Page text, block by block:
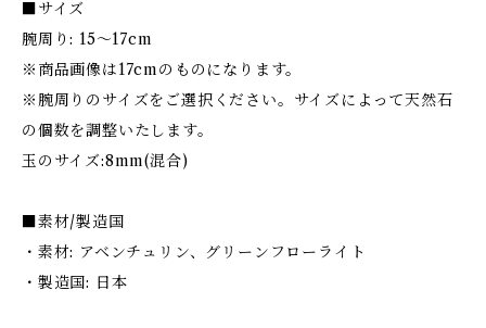
■サイズ
腕周り: 15〜17cm
※商品画像は17cmのものになります。
※腕周りのサイズをご選択ください。サイズによって天然石
の個数を調整いたします。
玉のサイズ:8mm(混合)
■素材/製造国
・素材: アベンチュリン、グリーンフローライト
・製造国: 日本